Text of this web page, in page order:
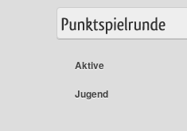
Aktive
Jugend